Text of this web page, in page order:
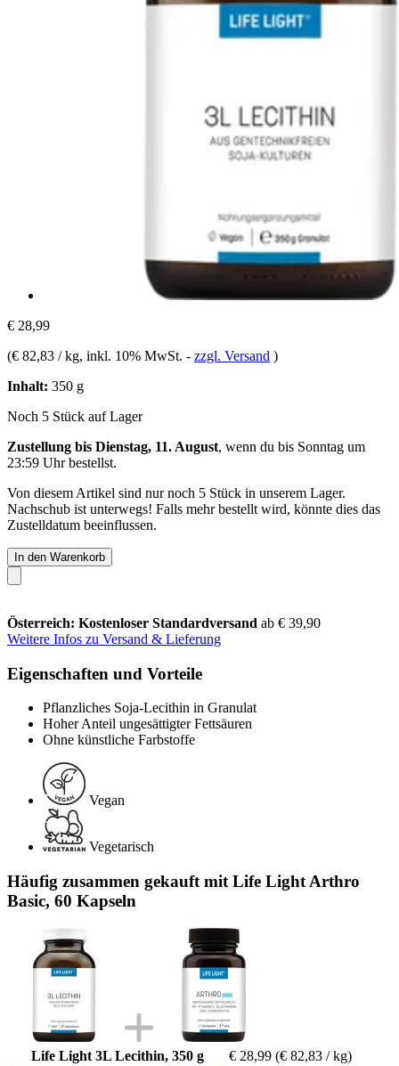
€ 28,99
(€ 82,83 / kg, inkl. 10% MwSt. - zzgl. Versand )
Inhalt: 350 g
Noch 5 Stück auf Lager
Zustellung bis Dienstag, 11. August, wenn du bis Sonntag um
23:59 Uhrbestellst.
Von diesem Artikel sind nur noch 5 Stück in unserem Lager.
Nachschub ist unterwegs! Falls mehr bestellt wird, könnte dies das
Zustelldatum beeinflussen.
In den Warenkorb
Österreich: Kostenloser Standardversand ab € 39,90
Weitere Infos zu Versand & Lieferung
Eigenschaften und Vorteile
Pflanzliches Soja-Lecithin in Granulat
Hoher Anteil ungesättigter Fettsäuren
Ohne künstliche Farbstoffe
Vegan
Vegetarisch
Häufig zusammen gekauft mit Life Light Arthro
Basic, 60 Kapseln
Life Light 3L Lecithin, 350 g € 28,99 (€ 82,83 / kg)